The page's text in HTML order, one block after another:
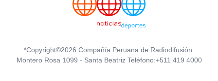
*Copyright©2026 Compañía Peruana de Radiodifusión.
Montero Rosa 1099 - Santa Beatriz Teléfono:+511 419 4000